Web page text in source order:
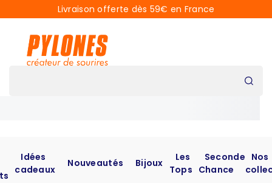
Livraison offerte dès 59€ en France
Idées
cadeaux
Nouveautés Bijoux
Les
Tops
Seconde
Chance
Nos